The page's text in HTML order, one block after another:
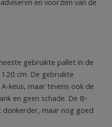
en voorzien van de
gebruikte pallet in de
cm. De gebruikte
keus, maar tevens ook de
en geen schade. De B-
donkerder, maar nog goed